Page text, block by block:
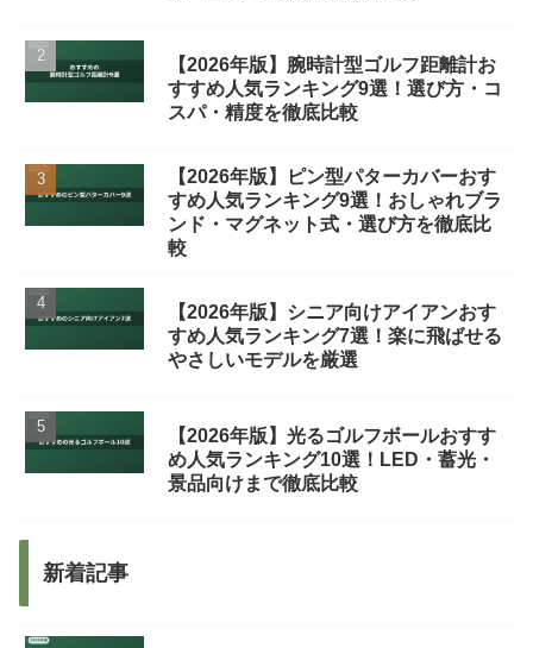
【2026年版】腕時計型ゴルフ距離計お
すすめ人気ランキング9選！選び方・コ
スパ・精度を徹底比較
【2026年版】ピン型パターカバーおす
すめ人気ランキング9選！おしゃれブラ
ンド・マグネット式・選び方を徹底比
較
【2026年版】シニア向けアイアンおす
すめ人気ランキング7選！楽に飛ばせる
やさしいモデルを厳選
【2026年版】光るゴルフボールおすす
め人気ランキング10選！LED・蓄光・
景品向けまで徹底比較
新着記事